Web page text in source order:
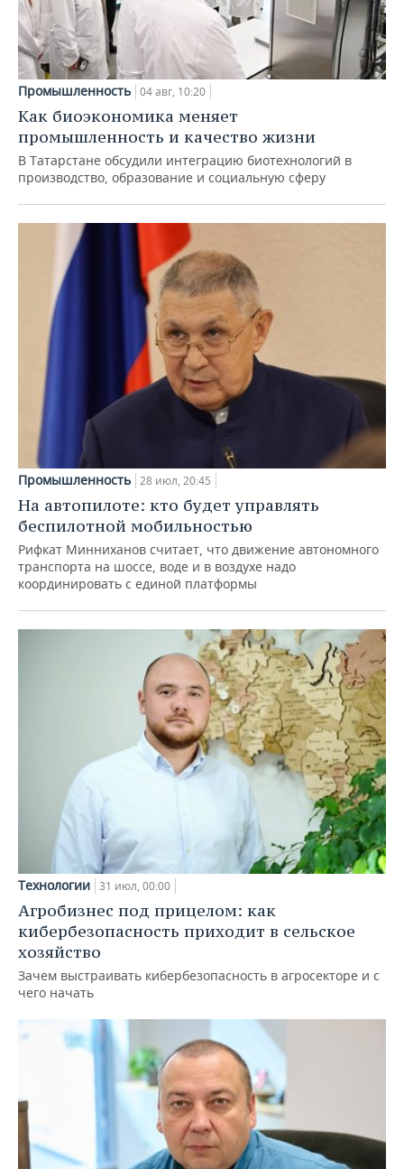
Промышленность 04 авг, 10:20
Как биоэкономика меняет
промышленность и качество жизни
В Татарстане обсудили интеграцию биотехнологий в
производство, образование и социальную сферу
Промышленность 28 июл, 20:45
На автопилоте: кто будет управлять
беспилотной мобильностью
Рифкат Минниханов считает, что движение автономного
транспорта на шоссе, воде и в воздухе надо
координировать с единой платформы
Технологии 31 июл, 00:00
Агробизнес под прицелом: как
кибербезопасность приходит в сельское
хозяйство
Зачем выстраивать кибербезопасность в агросекторе и с
чего начать